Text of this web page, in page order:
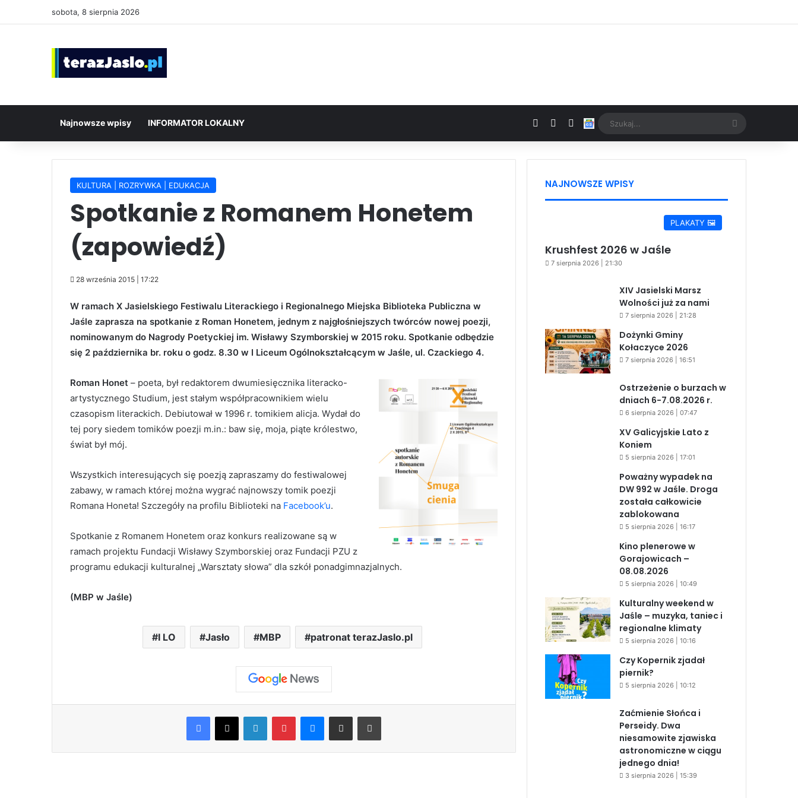
sobota, 8 sierpnia 2026
Najnowsze wpisy INFORMATOR LOKALNY Facebook YouTubeGoogle News Szukaj...
KULTURA | ROZRYWKA | EDUKACJA
Spotkanie z Romanem Honetem
(zapowiedź)
28 września 2015 | 17:22
W ramach X Jasielskiego Festiwalu Literackiego i Regionalnego Miejska Biblioteka Publiczna w
Jaśle zaprasza na spotkanie z Roman Honetem, jednym z najgłośniejszych twórców nowej poezji,
nominowanym do Nagrody Poetyckiej im. Wisławy Szymborskiej w 2015 roku. Spotkanie odbędzie
się 2 października br. roku o godz. 8.30 w I Liceum Ogólnokształcącym w Jaśle, ul. Czackiego 4.
Roman Honet – poeta, był redaktorem dwumiesięcznika literacko-
artystycznego Studium, jest stałym współpracownikiem wielu
czasopism literackich. Debiutował w 1996 r. tomikiem alicja. Wydał do
tej pory siedem tomików poezji m.in.: baw się, moja, piąte królestwo,
świat był mój.
Wszystkich interesujących się poezją zapraszamy do festiwalowej
zabawy, w ramach której można wygrać najnowszy tomik poezji
Romana Honeta! Szczegóły na profilu Biblioteki na Facebook’u.
Spotkanie z Romanem Honetem oraz konkurs realizowane są w
ramach projektu Fundacji Wisławy Szymborskiej oraz Fundacji PZU z
programu edukacji kulturalnej „Warsztaty słowa” dla szkół ponadgimnazjalnych.
(MBP w Jaśle)
I LO Jasło MBP patronat terazJaslo.pl
Facebook
X LinkedInPinterestMessenger
Share via Email Print
NAJNOWSZE WPISY
PLAKATY 🖼️
Krushfest 2026 w Jaśle
7 sierpnia 2026 | 21:30
XIV Jasielski Marsz
Wolności już za nami
7 sierpnia 2026 | 21:28
Dożynki Gminy
Kołaczyce 2026
7 sierpnia 2026 | 16:51
Ostrzeżenie o burzach w
dniach 6-7.08.2026 r.
6 sierpnia 2026 | 07:47
XV Galicyjskie Lato z
Koniem
5 sierpnia 2026 | 17:01
Poważny wypadek na
DW 992 w Jaśle. Droga
została całkowicie
zablokowana
5 sierpnia 2026 | 16:17
Kino plenerowe w
Gorajowicach –
08.08.2026
5 sierpnia 2026 | 10:49
Kulturalny weekend w
Jaśle – muzyka, taniec i
regionalne klimaty
5 sierpnia 2026 | 10:16
Czy Kopernik zjadał
piernik?
5 sierpnia 2026 | 10:12
Zaćmienie Słońca i
Perseidy. Dwa
niesamowite zjawiska
astronomiczne w ciągu
jednego dnia!
3 sierpnia 2026 | 15:39